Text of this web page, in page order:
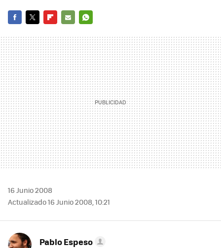
MAIL
16 Junio 2008
Actualizado 16 Junio 2008, 10:21
Pablo Espeso